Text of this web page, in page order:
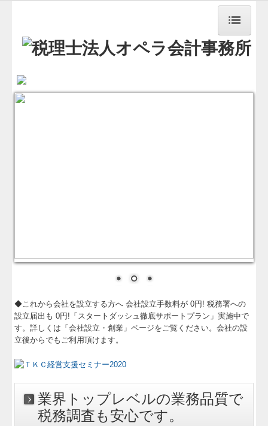
HOME
大好評！ナイター相談
もうかる土曜経理教室
社長メニューASP版
会社設立・創業
◆これから会社を設立する方へ 会社設立手数料が 0円! 税務署への
設立届出も 0円!「スタートダッシュ徹底サポートプラン」実施中で
す。詳しくは「会社設立・創業」ページをご覧ください。会社の設
立後からでもご利用頂けます。
業界トップレベルの業務品質で
税務調査も安心です。